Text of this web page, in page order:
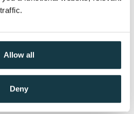
Allow all
Deny
Medlem
Kjøp
i rom sjø
MacLean